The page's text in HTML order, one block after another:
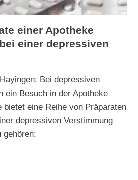
einer Apotheke
einer depressiven
Bei depressiven
ein Besuch in der Apotheke
bietet eine Reihe von Präparaten
depressiven Verstimmung
gehören: